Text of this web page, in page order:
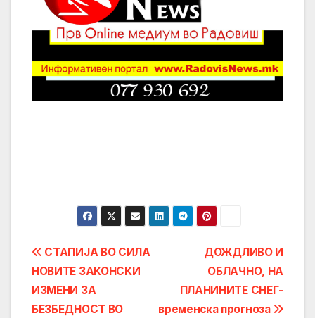
Post
navigation
ДОЖДЛИВО И
ОБЛАЧНО, НА
ПЛАНИНИТЕ СНЕГ-
временска прогноза
CТАПИJA ВО CИЛА
НОВИТЕ ЗАКОНCКИ
ИЗМЕНИ ЗА
БЕЗБЕДНOCТ ВО